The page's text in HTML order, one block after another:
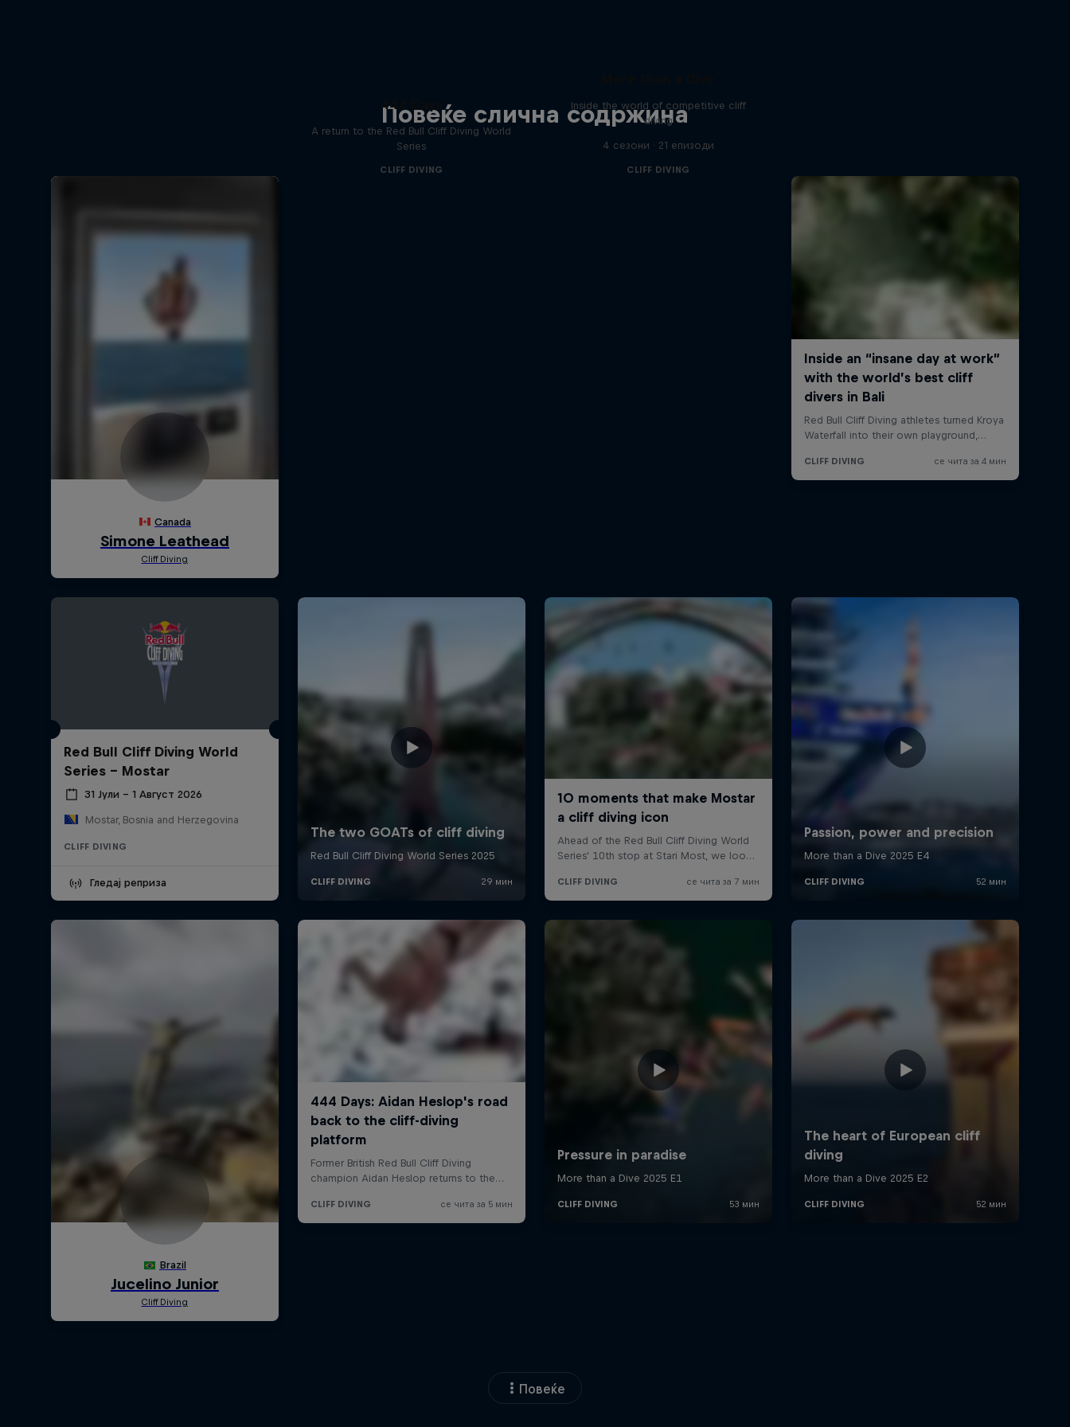
Повеќе слична содржина
444 Days
A return to the Red Bull Cliff Diving World
Series
CLIFF DIVING
Inside the world of competitive cliff
diving
4 сезони · 21 епизоди
CLIFF DIVING
Red Bull Cliff Diving World
Series - Mostar
31 Јули – 1 Август 2026
Mostar, Bosnia and Herzegovina
CLIFF DIVING
Гледај реприза
Повеќе